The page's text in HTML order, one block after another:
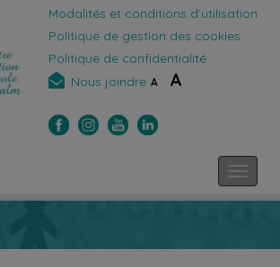
Modalités et conditions d’utilisation
Politique de gestion des cookies
Politique de confidentialité
Nous joindre A A